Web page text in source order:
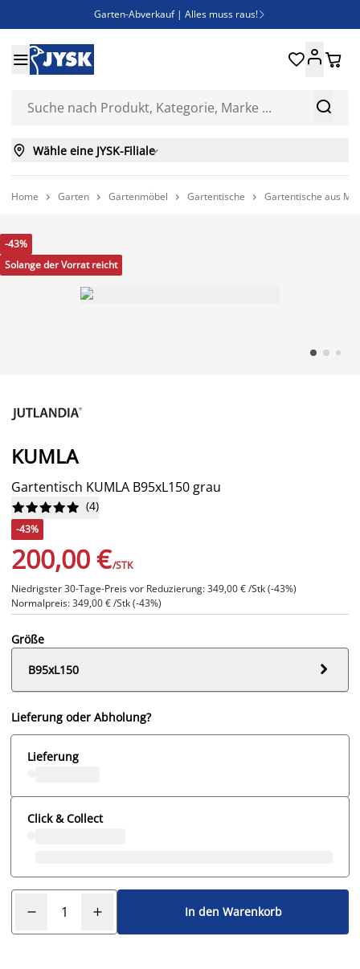
Garten-Abverkauf | Alles muss raus! 
Bist du Unternehmer? Entdecke JYSK-B2B
Esszimmerstuhl ADSLEV um nur 40€


 
 Wähle eine JYSK-Filiale
Home  Garten  Gartenmöbel  Gartentische  Gartentische aus
-43%
Solange der Vorrat reicht
KUMLA
Gartentisch KUMLA B95xL150 grau





 (4)
-43%
200,00 €/STK
Niedrigster 30-Tage-Preis vor Reduzierung: 349,00 € /Stk (-43%)
Normalpreis: 349,00 € /Stk (-43%)
Größe
B95xL150

Lieferung oder Abholung?
Lieferung
Click & Collect
In den Warenkorb